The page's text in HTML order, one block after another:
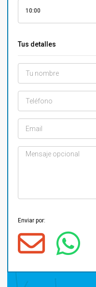
10:00
Tus detalles
Enviar por: